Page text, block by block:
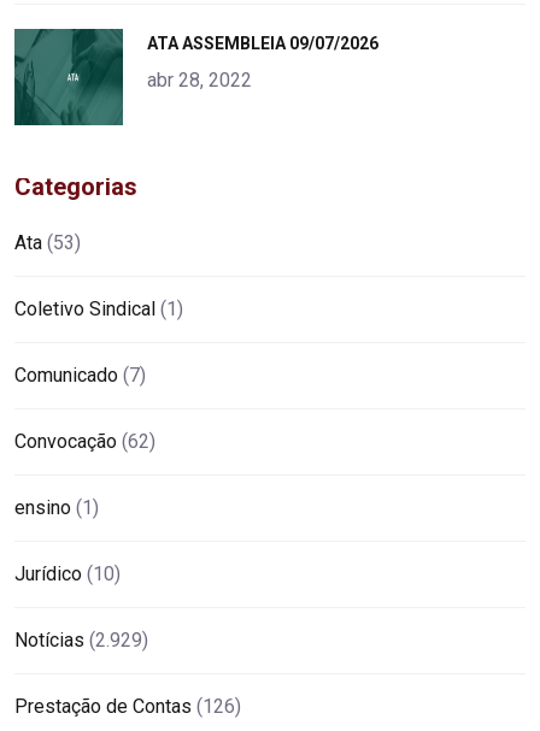
alt="product">
ATA ASSEMBLEIA 09/07/2026
abr 28, 2022
Categorias
Ata (53)
Coletivo Sindical (1)
Comunicado (7)
Convocação (62)
ensino (1)
Jurídico (10)
Notícias (2.929)
Prestação de Contas (126)